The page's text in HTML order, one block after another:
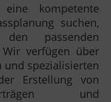
kompetente
suchen,
passenden
verfügen über
und spezialisierten
Erstellung von
und